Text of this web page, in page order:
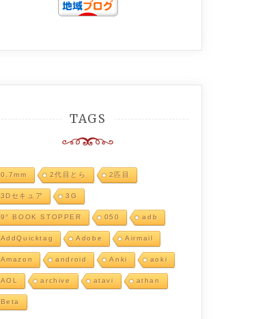
TAGS
0.7mm 2代目とら 2匹目
3Dセキュア 3G
9° BOOK STOPPER 050 adb
AddQuicktag Adobe Airmail
Amazon android Anki aoki
AOL archive atavi athan
Beta